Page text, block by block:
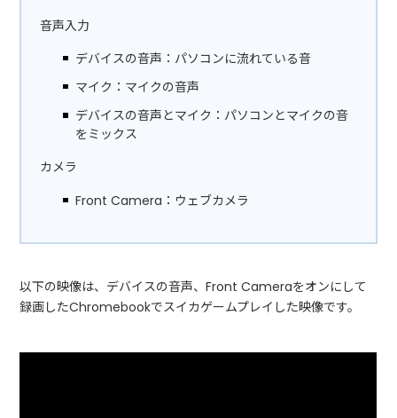
音声入力
デバイスの音声：パソコンに流れている音
マイク：マイクの音声
デバイスの音声とマイク：パソコンとマイクの音
をミックス
カメラ
Front Camera：ウェブカメラ
以下の映像は、デバイスの音声、Front Cameraをオンにして
録画したChromebookでスイカゲームプレイした映像です。